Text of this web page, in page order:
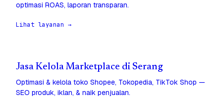
optimasi ROAS, laporan transparan.
Lihat layanan →
Jasa Kelola Marketplace di Serang
Optimasi & kelola toko Shopee, Tokopedia, TikTok Shop —
SEO produk, iklan, & naik penjualan.